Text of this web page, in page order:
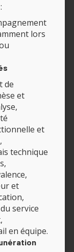
lors
de
et
et
technique
et
service
en équipe.